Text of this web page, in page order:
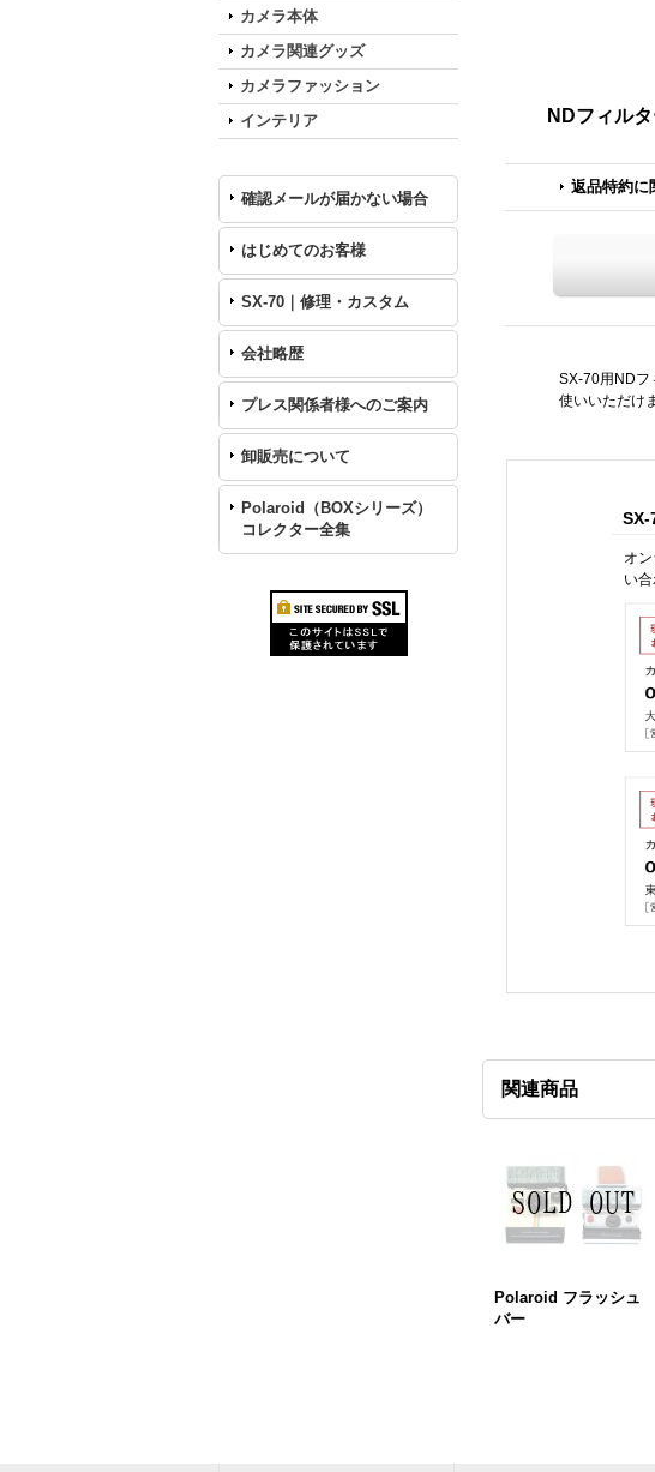
カメラ本体
カメラ関連グッズ
カメラファッション
インテリア
確認メールが届かない場合
はじめてのお客様
SX-70｜修理・カスタム
会社略歴
プレス関係者様へのご案内
卸販売について
Polaroid（BOXシリーズ）
コレクター全集
NDフィル
返品特約に
SX-70用NDフ
使いいただけ
SX-
オ
い
関連商品
Polaroid フラッシュ
バー